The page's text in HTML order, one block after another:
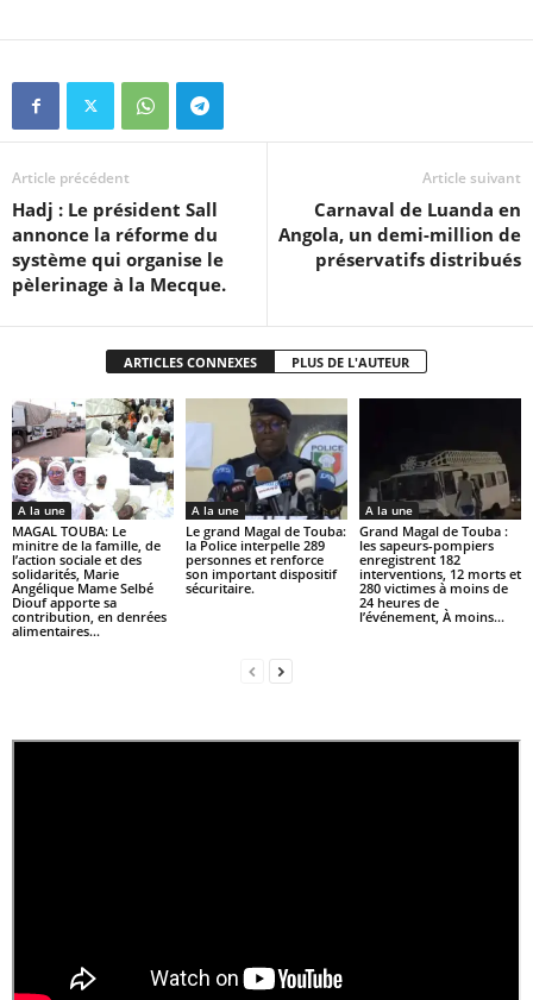
Article précédent
Hadj : Le président Sall
annonce la réforme du
système qui organise le
pèlerinage à la Mecque.
Article suivant
Carnaval de Luanda en
Angola, un demi-million de
préservatifs distribués
ARTICLES CONNEXES PLUS DE L'AUTEUR
A la une
MAGAL TOUBA: Le
minitre de la famille, de
l’action sociale et des
solidarités, Marie
Angélique Mame Selbé
Diouf apporte sa
contribution, en denrées
alimentaires...
A la une
Le grand Magal de Touba:
la Police interpelle 289
personnes et renforce
son important dispositif
sécuritaire.
A la une
Grand Magal de Touba :
les sapeurs-pompiers
enregistrent 182
interventions, 12 morts et
280 victimes à moins de
24 heures de
l’événement, À moins...